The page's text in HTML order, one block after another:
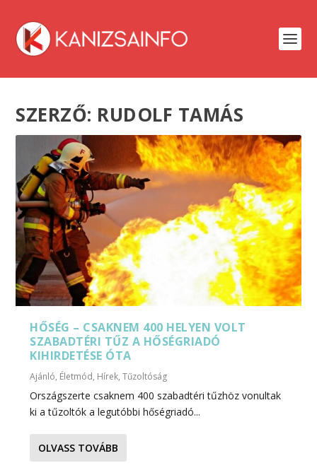
SZERZŐ: RUDOLF TAMÁS
HŐSÉG – CSAKNEM 400 HELYEN VOLT
SZABADTÉRI TŰZ A HŐSÉGRIADÓ
KIHIRDETÉSE ÓTA
Ajánló, Életmód, Hírek,Tűzoltóság
Országszerte csaknem 400 szabadtéri tűzhöz vonultak
ki a tűzoltók a legutóbbi hőségriadó...
OLVASS TOVÁBB